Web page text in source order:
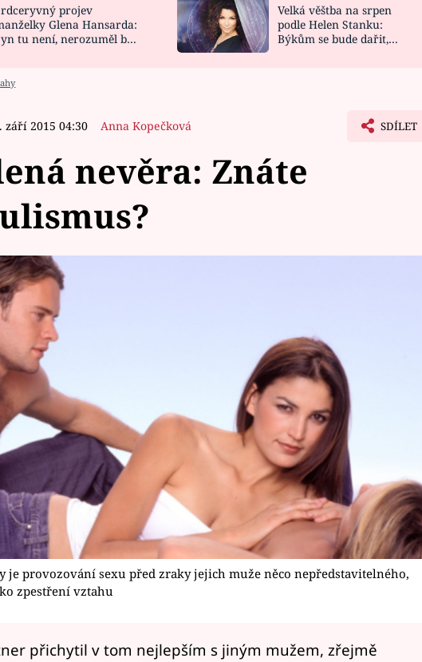
CELEBRITY
VAŘENÍ
NOVINKY
VIDEORECEPTY
projev
Glena Hansarda:
tu není, nerozuměl by
Velká věštba na srpen
podle Helen Stanku:
Býkům se bude dařit,
září 2015 04:30 Anna Kopečková SDÍLET
nevěra: Znáte
je provozování sexu před zraky jejich muže něco nepředstavitelného,
zpestření vztahu
přichytil v tom nejlepším s jiným mužem, zřejmě